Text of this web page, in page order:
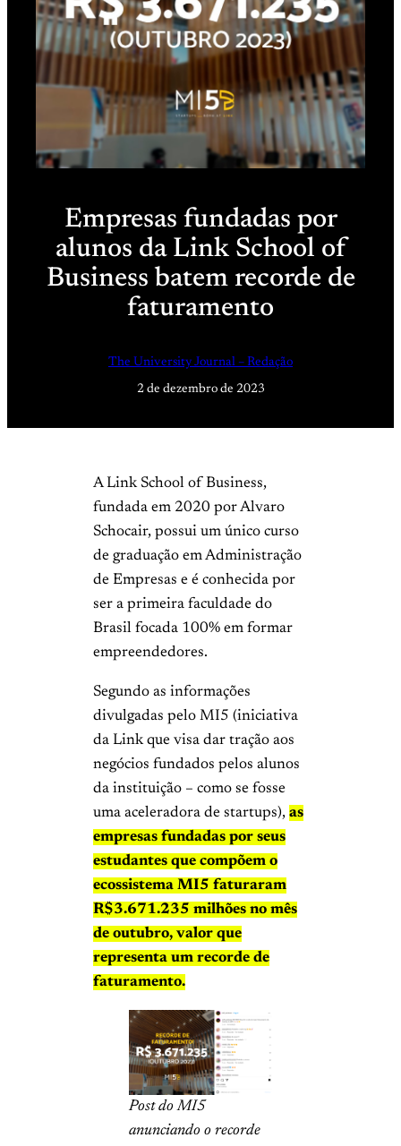
Empresas fundadas por
alunos da Link School of
Business batem recorde de
faturamento
The University Journal – Redação
2 de dezembro de 2023
A Link School of Business,
fundada em 2020 por Alvaro
Schocair, possui um único curso
de graduação em Administração
de Empresas e é conhecida por
ser a primeira faculdade do
Brasil focada 100% em formar
empreendedores.
Segundo as informações
divulgadas pelo MI5 (iniciativa
da Link que visa dar tração aos
negócios fundados pelos alunos
da instituição – como se fosse
uma aceleradora de startups), as
empresas fundadas por seus
estudantes que compõem o
ecossistema MI5 faturaram
R$3.671.235 milhões no mês
de outubro, valor que
representa um recorde de
faturamento.
Post do MI5
anunciando o recorde